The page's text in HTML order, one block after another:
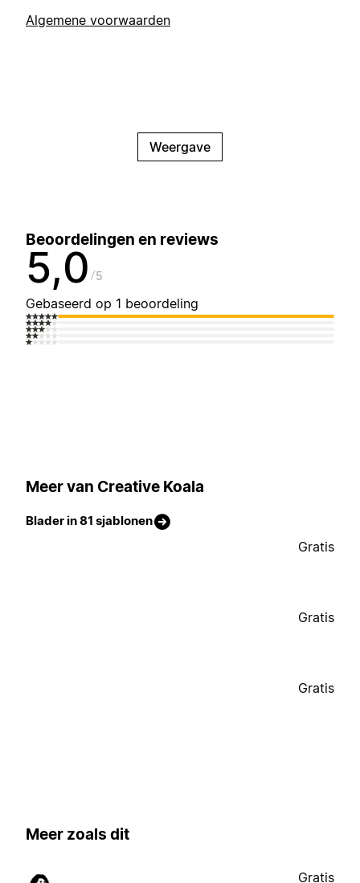
Algemene voorwaarden
Weergave
Beoordelingen en reviews
5,0 5
Gebaseerd op 1 beoordeling
Meer van Creative Koala
Blader in 81 sjablonen
Gratis
Gratis
Gratis
Meer zoals dit
Gratis